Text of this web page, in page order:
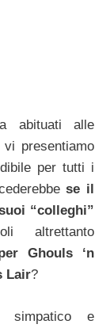
abituati alle
presentiamo
per tutti i
se il
“colleghi”
altrettanto
Ghouls ‘n
Lair?
simpatico e